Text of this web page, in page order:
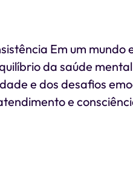
Em um mundo
da saúde
e dos desafios
e